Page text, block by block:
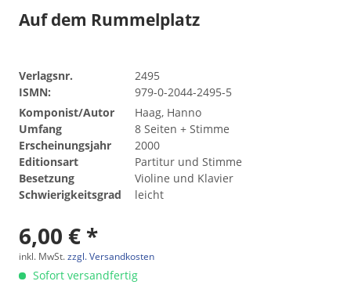
Auf dem Rummelplatz
Verlagsnr.
2495
ISMN:
979-0-2044-2495-5
Komponist/Autor
Haag, Hanno
Umfang
8 Seiten + Stimme
Erscheinungsjahr
2000
Editionsart
Partitur und Stimme
Besetzung
Violine und Klavier
Schwierigkeitsgrad
leicht
6,00 € *
inkl. MwSt.zzgl. Versandkosten
Sofort versandfertig